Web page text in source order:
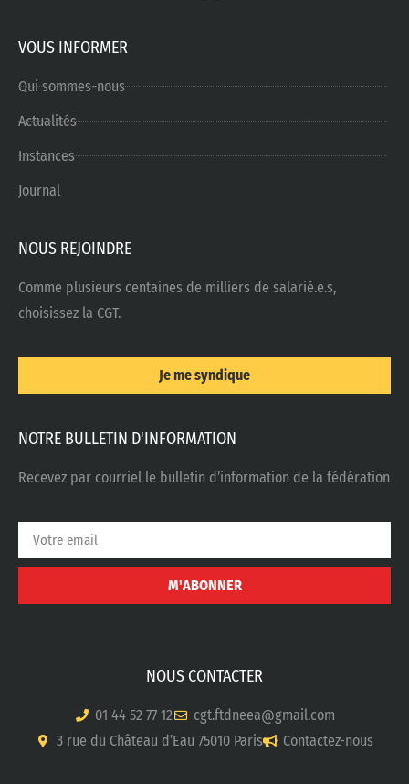
VOUS INFORMER
Qui sommes-nous
Actualités
Instances
Journal
NOUS REJOINDRE
Comme plusieurs centaines de milliers de salarié.e.s,
choisissez la CGT.
Je me syndique
NOTRE BULLETIN D'INFORMATION
Recevez par courriel le bulletin d’information de la fédération
M'ABONNER
NOUS CONTACTER
01 44 52 77 12
cgt.ftdneea@gmail.com
3 rue du Château d’Eau 75010 Paris
Contactez-nous